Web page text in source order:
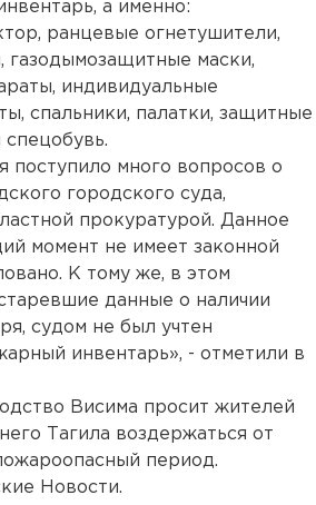
а именно:
ранцевые огнетушители,
газодымозащитные маски,
индивидуальные
спальники, палатки, защитные
поступило много вопросов о
городского суда,
прокуратурой. Данное
момент не имеет законной
К тому же, в этом
данные о наличии
судом не был учтен
инвентарь», - отметили в
Висима просит жителей
Тагила воздержаться от
период.
Новости.